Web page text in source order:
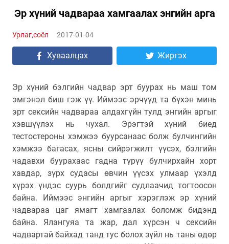
Эр хүний чадвараа хамгаалах энгийн арга
Урлаг,соёл 2017-01-04
Хуваалцах Жиргэх
Эр хүний бэлгийн чадвар эрт буурах нь маш том
эмгэнэл биш гэж үү. Иймээс эрчүүд та бүхэн минь
эрт сексийн чадвараа алдахгүйн тулд энгийн аргыг
хэвшүүлэх нь чухал. Эрэгтэй хүний биед
тестостероны хэмжээ буурсанаас болж булчингийн
хэмжээ багасах, ясны сийрэгжилт үүсэх, бэлгийн
чадавхи буурахаас гадна түрүү булчирхайн хорт
хавдар, зүрх судасы өвчин үүсэх улмаар үхэлд
хүрэх үндэс суурь болдгийг судлаачид тогтоосон
байна. Иймээс энгийн аргыг хэрэглэж эр хүний
чадвараа цаг ямагт хамгаалах боломж бидэнд
байна. Ялангуяа та жар, дал хүрсэн ч сексийн
чадвартай байхад танд тус болох зүйл нь таны өдөр